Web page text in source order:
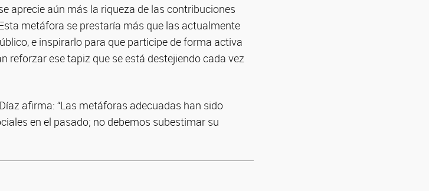
aprecie aún más la riqueza de las contribuciones
metáfora se prestaría más que las actualmente
e inspirarlo para que participe de forma activa
reforzar ese tapiz que se está destejiendo cada vez
afirma: “Las metáforas adecuadas han sido
en el pasado; no debemos subestimar su